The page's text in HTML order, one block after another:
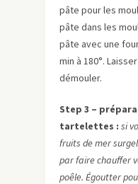
pâte pour les
pâte dans les
pâte avec une
min à 180°.
démouler.
Step 3 –
tartelettes : si
fruits de mer
par faire chauffer
poêle. Égoutter